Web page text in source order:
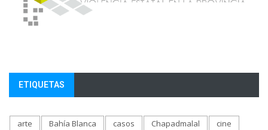
ETIQUETAS
arte Bahía Blanca casos Chapadmalal
cine